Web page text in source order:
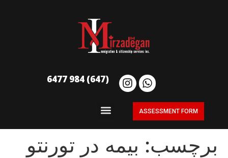
(647) 984 6477
ASSESSMENT FORM
برچسب: بیمه در تورنتو